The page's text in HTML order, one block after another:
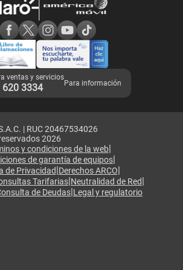
6S y SE
de Tienda Claro
ventas y servicios
620 3334 Para información
| RUC 20467534026
2026
y condiciones de la web|
de garantía de equipos|
de Privacidad|Derechos ARCO|
Tarifarias|Neutralidad de Red|
de Deudas|Legal y regulatorio